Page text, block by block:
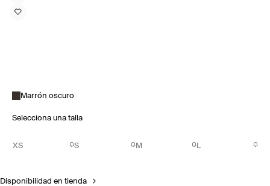
Marrón oscuro
Selecciona una talla
XS S M L
Disponibilidad en tienda